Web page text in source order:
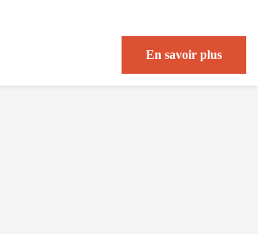
En savoir plus